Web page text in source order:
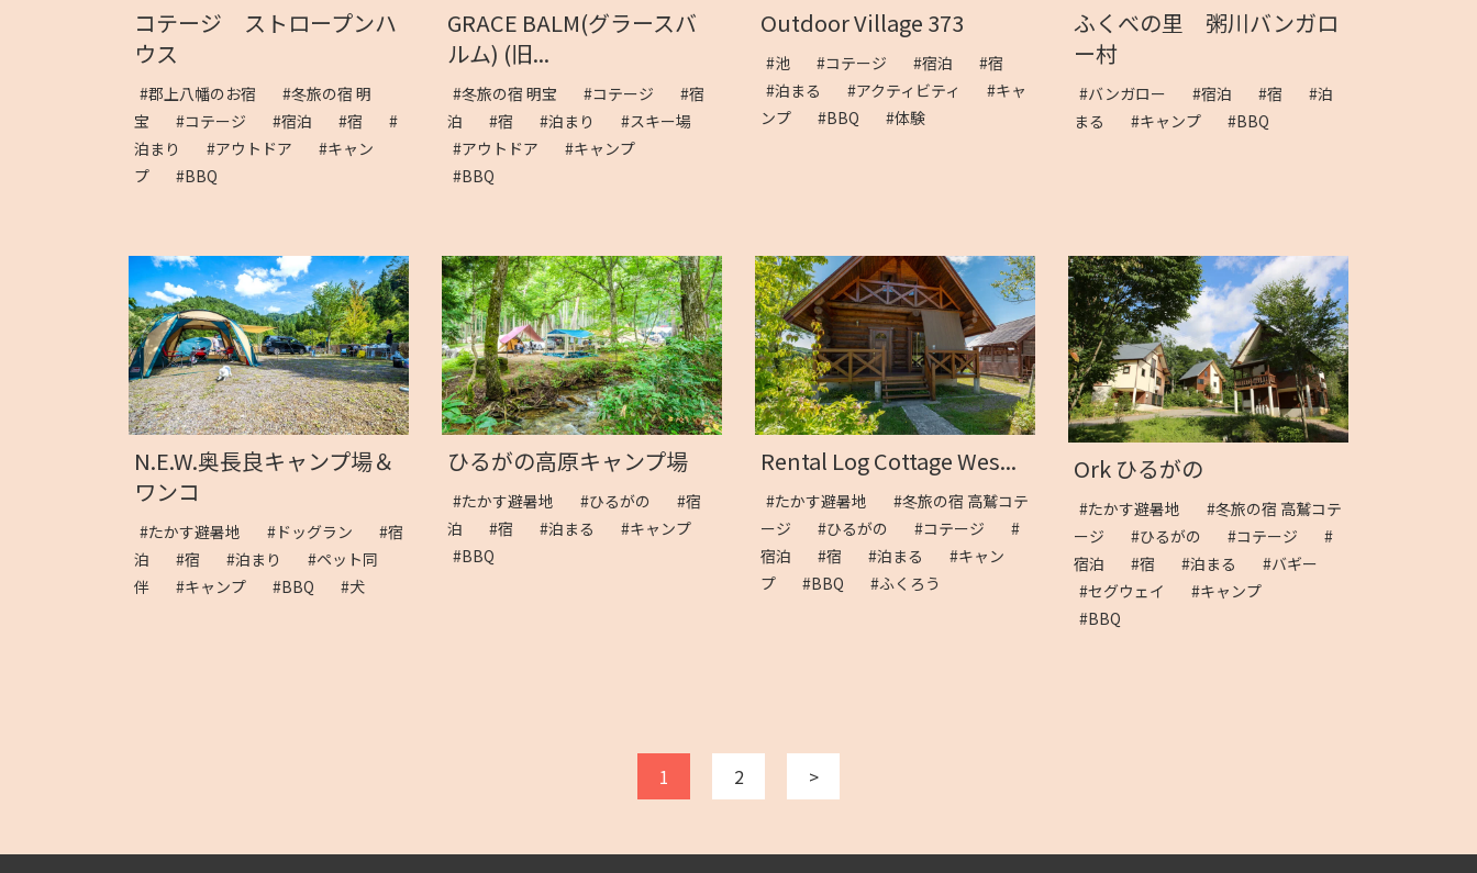
コテージ ストロープンハ
ウス
#郡上八幡のお宿
#冬旅の宿 明
宝
#コテージ #宿泊 #宿
#
泊まり
#アウトドア
#キャン
プ
#BBQ
GRACE BALM(グラースバ
ルム) (旧...
#冬旅の宿 明宝 #コテージ
#宿
泊
#宿 #泊まり
#スキー場
#アウトドア
#キャンプ
#BBQ
Outdoor Village 373
#池 #コテージ #宿泊
#宿
#泊まる
#アクティビティ
#キャ
ンプ
#BBQ #体験
ふくべの里 粥川バンガロ
ー村
#バンガロー #宿泊 #宿
#泊
まる
#キャンプ #BBQ
N.E.W.奥長良キャンプ場＆
ワンコ
#たかす避暑地 #ドッグラン
#宿
泊
#宿 #泊まり
#ペット同
伴
#キャンプ #BBQ #犬
ひるがの高原キャンプ場
#たかす避暑地 #ひるがの
#宿
泊
#宿 #泊まる
#キャンプ
#BBQ
Rental Log Cottage Wes...
#たかす避暑地
#冬旅の宿 高鷲コテ
ージ
#ひるがの #コテージ
#
宿泊
#宿 #泊まる
#キャン
プ
#BBQ #ふくろう
Ork ひるがの
#たかす避暑地
#冬旅の宿 高鷲コテ
ージ
#ひるがの #コテージ
#
宿泊
#宿 #泊まる
#バギー
#セグウェイ
#キャンプ
#BBQ
1 2 >